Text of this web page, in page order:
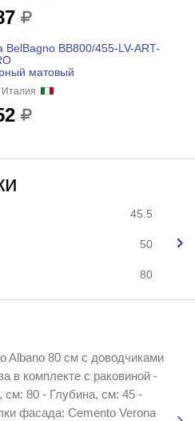
BelBagno BB800/455-LV-ART-
матовый
Италия
45.5
50
80
Albano 80 см с доводчиками
в комплекте с раковиной -
80 - Глубина, см: 45 -
фасада: Cemento Verona